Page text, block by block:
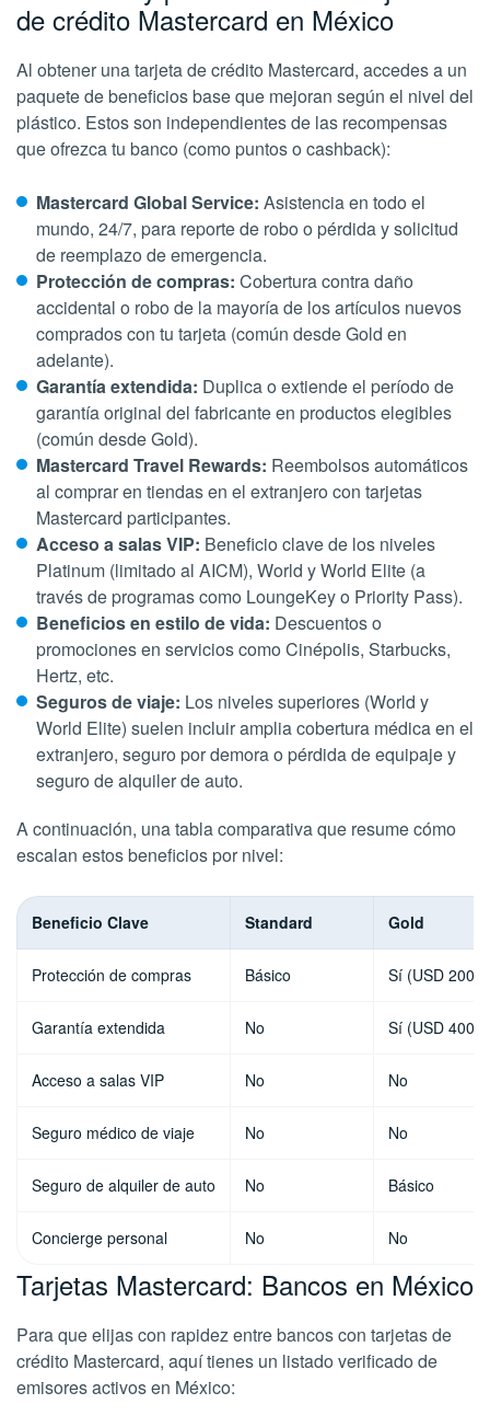
de crédito Mastercard en México
Al obtener una tarjeta de crédito Mastercard, accedes a un
paquete de beneficios base que mejoran según el nivel del
plástico. Estos son independientes de las recompensas
que ofrezca tu banco (como puntos o cashback):
Mastercard Global Service: Asistencia en todo el
mundo, 24/7, para reporte de robo o pérdida y solicitud
de reemplazo de emergencia.
Protección de compras: Cobertura contra daño
accidental o robo de la mayoría de los artículos nuevos
comprados con tu tarjeta (común desde Gold en
adelante).
Garantía extendida: Duplica o extiende el período de
garantía original del fabricante en productos elegibles
(común desde Gold).
Mastercard Travel Rewards: Reembolsos automáticos
al comprar en tiendas en el extranjero con tarjetas
Mastercard participantes.
Acceso a salas VIP: Beneficio clave de los niveles
Platinum (limitado al AICM), World y World Elite (a
través de programas como LoungeKey o Priority Pass).
Beneficios en estilo de vida: Descuentos o
promociones en servicios como Cinépolis, Starbucks,
Hertz, etc.
Seguros de viaje: Los niveles superiores (World y
World Elite) suelen incluir amplia cobertura médica en el
extranjero, seguro por demora o pérdida de equipaje y
seguro de alquiler de auto.
A continuación, una tabla comparativa que resume cómo
escalan estos beneficios por nivel:
Beneficio Clave Standard Gold
Protección de compras Básico Sí (USD 200)
Garantía extendida No Sí (USD 400)
Acceso a salas VIP No No
Seguro médico de viaje No No
Seguro de alquiler de auto No Básico
Concierge personal No No
Tarjetas Mastercard: Bancos en México
Para que elijas con rapidez entre bancos con tarjetas de
crédito Mastercard, aquí tienes un listado verificado de
emisores activos en México: